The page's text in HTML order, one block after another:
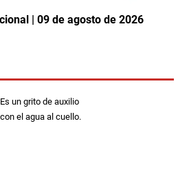
| 09 de agosto de 2026
Es un grito de auxilio
con el agua al cuello.